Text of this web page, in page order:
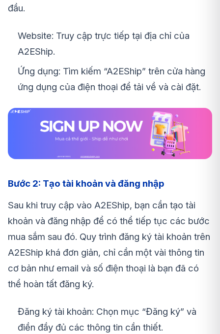
đầu.
Website: Truy cập trực tiếp tại địa chỉ của
A2EShip.
Ứng dụng: Tìm kiếm “A2EShip” trên cửa hàng
ứng dụng của điện thoại để tải về và cài đặt.
Bước 2: Tạo tài khoản và đăng nhập
Sau khi truy cập vào A2EShip, bạn cần tạo tài
khoản và đăng nhập để có thể tiếp tục các bước
mua sắm sau đó. Quy trình đăng ký tài khoản trên
A2EShip khá đơn giản, chỉ cần một vài thông tin
cơ bản như email và số điện thoại là bạn đã có
thể hoàn tất đăng ký.
Đăng ký tài khoản: Chọn mục “Đăng ký” và
điền đầy đủ các thông tin cần thiết.